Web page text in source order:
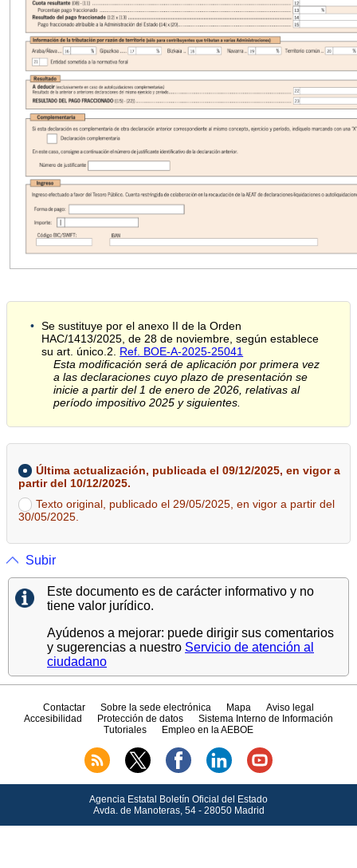
Se sustituye por el anexo II de la Orden
HAC/1413/2025, de 28 de noviembre, según establece
su art. único.2. Ref. BOE-A-2025-25041
Esta modificación será de aplicación por primera vez
a las declaraciones cuyo plazo de presentación se
inicie a partir del 1 de enero de 2026, relativas al
período impositivo 2025 y siguientes.
Última actualización, publicada el 09/12/2025, en vigor a
partir del 10/12/2025.
Texto original, publicado el 29/05/2025, en vigor a partir del
30/05/2025.
Subir
Este documento es de carácter informativo y no
tiene valor jurídico.
Ayúdenos a mejorar: puede dirigir sus comentarios
y sugerencias a nuestro Servicio de atención al
ciudadano
Contactar Sobre la sede electrónica Mapa
Aviso legal
Accesibilidad
Protección de datos
Sistema Interno de Información
Tutoriales
Empleo en la AEBOE
Agencia Estatal Boletín Oficial del Estado
Avda.de Manoteras, 54 - 28050 Madrid